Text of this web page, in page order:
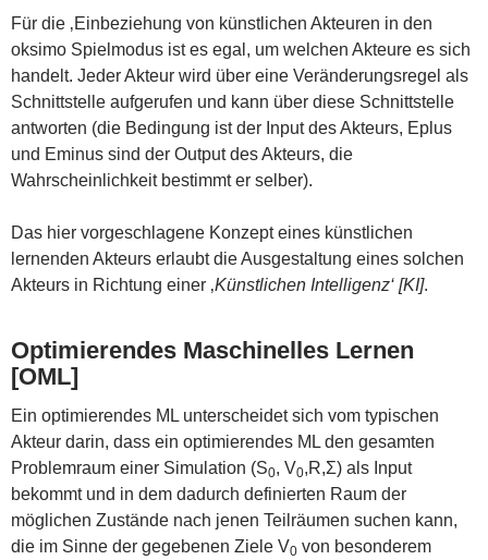
Für die ‚Einbeziehung von künstlichen Akteuren in den
oksimo Spielmodus ist es egal, um welchen Akteure es sich
handelt. Jeder Akteur wird über eine Veränderungsregel als
Schnittstelle aufgerufen und kann über diese Schnittstelle
antworten (die Bedingung ist der Input des Akteurs, Eplus
und Eminus sind der Output des Akteurs, die
Wahrscheinlichkeit bestimmt er selber).
Das hier vorgeschlagene Konzept eines künstlichen
lernenden Akteurs erlaubt die Ausgestaltung eines solchen
Akteurs in Richtung einer ‚Künstlichen Intelligenz‘ [KI].
Optimierendes Maschinelles Lernen
[OML]
Ein optimierendes ML unterscheidet sich vom typischen
Akteur darin, dass ein optimierendes ML den gesamten
Problemraum einer Simulation (S0, V0,R,Σ) als Input
bekommt und in dem dadurch definierten Raum der
möglichen Zustände nach jenen Teilräumen suchen kann,
die im Sinne der gegebenen Ziele V0 von besonderem